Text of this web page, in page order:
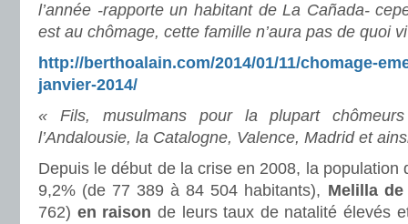
l’année -rapporte un habitant de La Cañada-
est au chômage, cette famille n’aura pas de quoi
http://berthoalain.com/2014/01/11/chomage-
janvier-2014/
« Fils, musulmans pour la plupart
l’Andalousie, la Catalogne, Valence, Madrid et
Depuis le début de la crise en 2008, la population
9,2% (de 77 389 à 84 504 habitants), Melilla de
762) en raison de leurs taux de natalité élevés